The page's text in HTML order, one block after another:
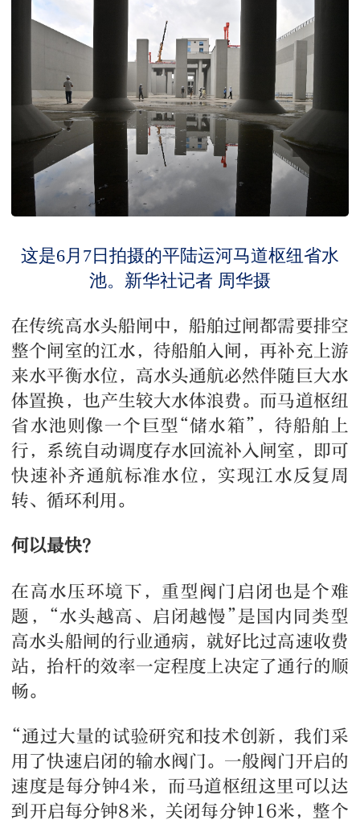
这是6月7日拍摄的平陆运河马道枢纽省水
池。新华社记者 周华摄
在传统高水头船闸中，船舶过闸都需要排空
整个闸室的江水，待船舶入闸，再补充上游
来水平衡水位，高水头通航必然伴随巨大水
体置换，也产生较大水体浪费。而马道枢纽
省水池则像一个巨型“储水箱”，待船舶上
行，系统自动调度存水回流补入闸室，即可
快速补齐通航标准水位，实现江水反复周
转、循环利用。
何以最快？
在高水压环境下，重型阀门启闭也是个难
题，“水头越高、启闭越慢”是国内同类型
高水头船闸的行业通病，就好比过高速收费
站，抬杆的效率一定程度上决定了通行的顺
畅。
“通过大量的试验研究和技术创新，我们采
用了快速启闭的输水阀门。一般阀门开启的
速度是每分钟4米，而马道枢纽这里可以达
到开启每分钟8米，关闭每分钟16米，整个